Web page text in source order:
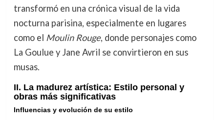
transformó en una crónica visual de la vida
nocturna parisina, especialmente en lugares
como el Moulin Rouge, donde personajes como
La Goulue y Jane Avril se convirtieron en sus
musas.
II. La madurez artística: Estilo personal y
obras más significativas
Influencias y evolución de su estilo